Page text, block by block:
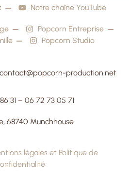
Notre chaîne YouTube
Popcorn Entreprise
Popcorn Studio
contact@popcorn-production.net
31 – 06 72 73 05 71
68740 Munchhouse
légales et Politique de